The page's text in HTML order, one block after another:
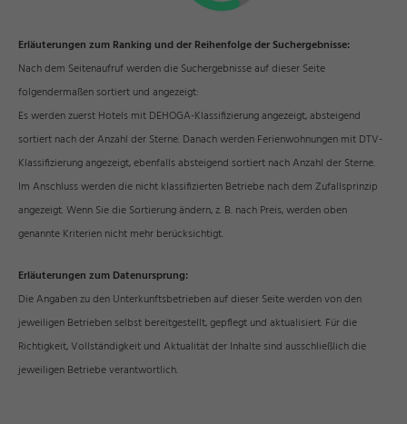
Erläuterungen zum Ranking und der Reihenfolge der Suchergebnisse:
Nach dem Seitenaufruf werden die Suchergebnisse auf dieser Seite
folgendermaßen sortiert und angezeigt:
Es werden zuerst Hotels mit DEHOGA-Klassifizierung angezeigt, absteigend
sortiert nach der Anzahl der Sterne. Danach werden Ferienwohnungen mit DTV-
Klassifizierung angezeigt, ebenfalls absteigend sortiert nach Anzahl der Sterne.
Im Anschluss werden die nicht klassifizierten Betriebe nach dem Zufallsprinzip
angezeigt. Wenn Sie die Sortierung ändern, z. B. nach Preis, werden oben
genannte Kriterien nicht mehr berücksichtigt.
Erläuterungen zum Datenursprung:
Die Angaben zu den Unterkunftsbetrieben auf dieser Seite werden von den
jeweiligen Betrieben selbst bereitgestellt, gepflegt und aktualisiert. Für die
Richtigkeit, Vollständigkeit und Aktualität der Inhalte sind ausschließlich die
jeweiligen Betriebe verantwortlich.